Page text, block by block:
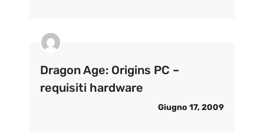
Dragon Age: Origins PC –
requisiti hardware
Giugno 17, 2009